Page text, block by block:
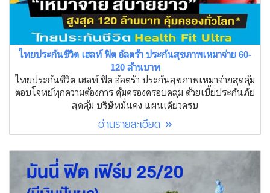
ไทยประกันชีวิต เฮลท์ ฟิต อัลตร้า ประกันสุขภาพเหมาจ่าย 60-
120 ล้านบาท
ไทยประกันชีวิต เฮลท์ ฟิต อัลตร้า ประกันสุขภาพเหมาจ่ายสุดคุ้ม
ตอบโจทย์ทุกความต้องการ คุ้มครองครอบคลุม ด้วยเบี้ยประกันภัย
สุดคุ้ม บริษัทมั่นคง แผนเดียวครบ
อ่านรายละเอียด »